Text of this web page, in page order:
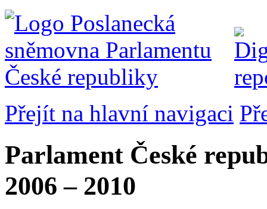
Přejít na hlavní navigaci
Parlament České
2006 – 2010